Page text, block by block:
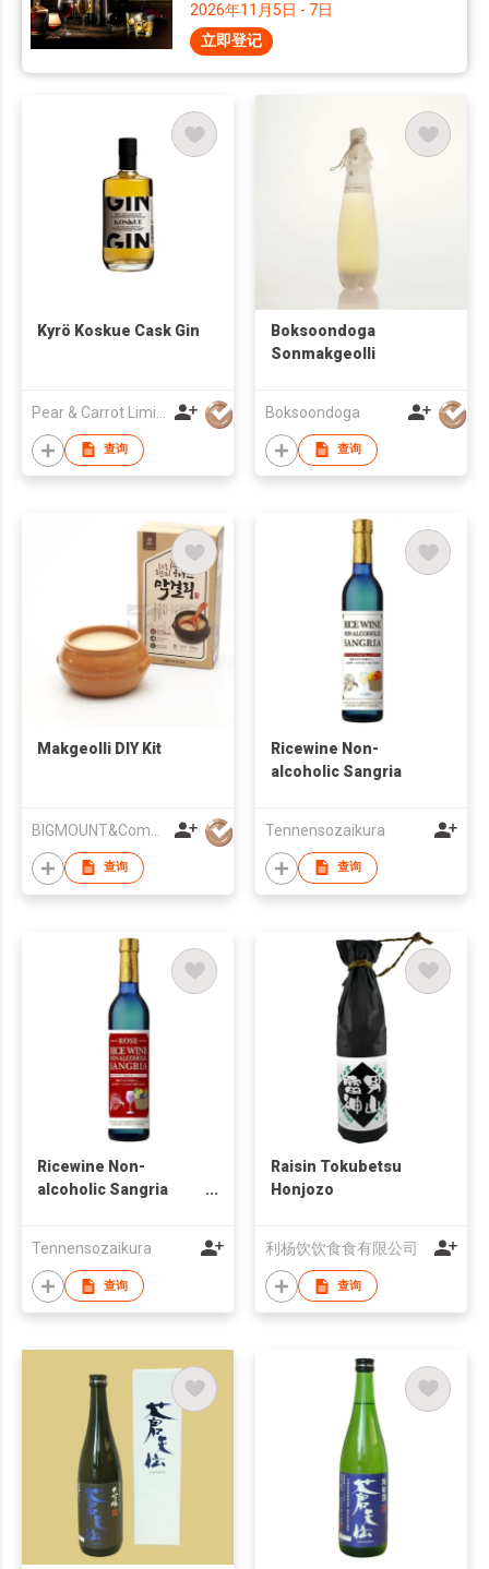
2026年11月5日 - 7日
立即登记
Kyrö Koskue Cask Gin
查询
Boksoondoga
Sonmakgeolli
Boksoondoga
查询
Makgeolli DIY Kit
查询
Ricewine Non-
alcoholic Sangria
Tennensozaikura
查询
Ricewine Non-
alcoholic Sangria
Tennensozaikura
查询
Raisin Tokubetsu
Honjozo
利杨饮饮食食有限公司
查询